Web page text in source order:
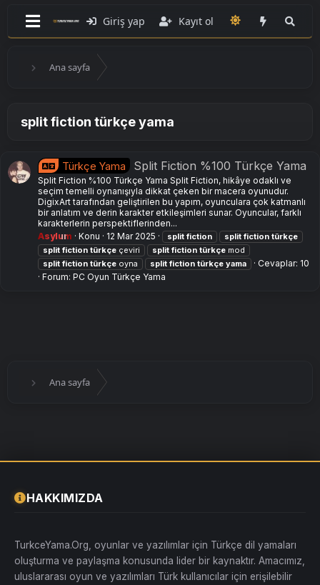
Giriş yap Kayıt ol
Ana sayfa
split fiction türkçe yama
Türkçe Yama Split Fiction %100 Türkçe Yama
Split Fiction %100 Türkçe Yama Split Fiction, hikâye odaklı ve
seçim temelli oynanışıyla dikkat çeken bir macera oyunudur.
DigixArt tarafından geliştirilen bu yapım, oyunculara çok katmanlı
bir anlatım ve derin karakter etkileşimleri sunar. Oyuncular, farklı
karakterlerin perspektiflerinden...
Asylum
Konu 12 Mar 2025 split fiction split fiction türkçe
split fiction türkçe çeviri split fiction türkçe mod
split fiction türkçe oyna split fiction türkçe yama
Cevaplar: 10
Forum: PC Oyun Türkçe Yama
Ana sayfa
HAKKIMIZDA
TurkceYama.Org, oyunlar ve yazılımlar için Türkçe dil yamaları
oluşturma ve paylaşma konusunda lider bir kaynaktır. Amacımız,
uluslararası oyun ve yazılımları Türk kullanıcılar için erişilebilir